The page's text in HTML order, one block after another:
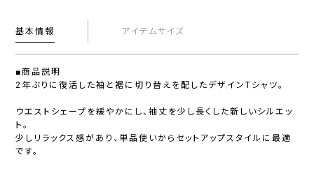
基本情報 アイテムサイズ
■商品説明
2年ぶりに復活した袖と裾に切り替えを配したデザインTシャツ。
ウエストシェープを緩やかにし、袖丈を少し長くした新しいシルエッ
ト。
少しリラックス感があり、単品使いからセットアップスタイルに最適
です。